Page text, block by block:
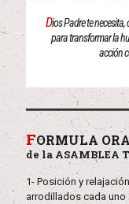
Dios Padre te
para transformar la
acción
FORMULA
de la ASAMBLEA
1- Posición y
arrodillados cada